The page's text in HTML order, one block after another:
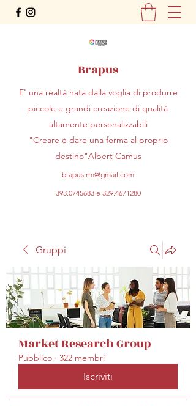
Brapus
E' una realtà nata dalla voglia di produrre
piccole e grandi creazione di qualità
altamente personalizzabili
"Creare è dare una forma al proprio
destino"Albert Camus
brapus.rm@gmail.com
393.0745683e 329.4671280
Gruppi
Market Research Group
Pubblico · 322 membri
Iscriviti